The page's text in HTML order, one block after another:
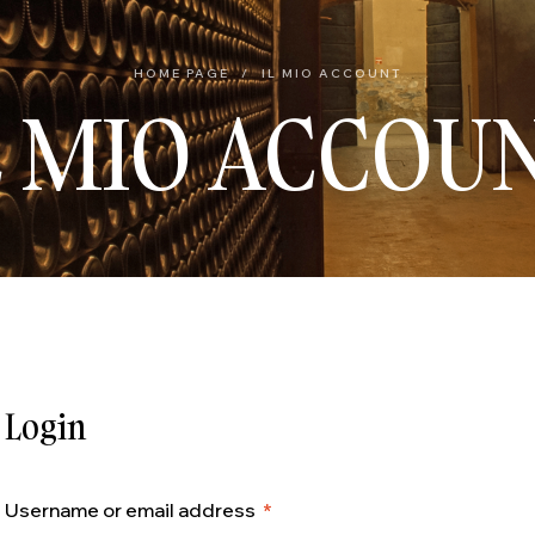
HOME PAGE / IL MIO ACCOUNT
Login
Username or email address *